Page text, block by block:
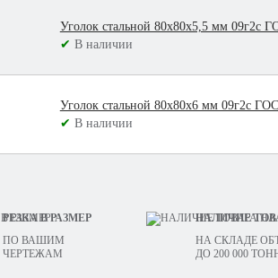
Уголок стальной 80х80х5,5 мм 09г2с
✔ В наличии
Уголок стальной 80х80х6 мм 09г2с
✔ В наличии
РЕЗКА В РАЗМЕР
ПО ВАШИМ
ЧЕРТЕЖАМ
НАЛИЧИЕ
НА СКЛАДЕ
ДО 200 000